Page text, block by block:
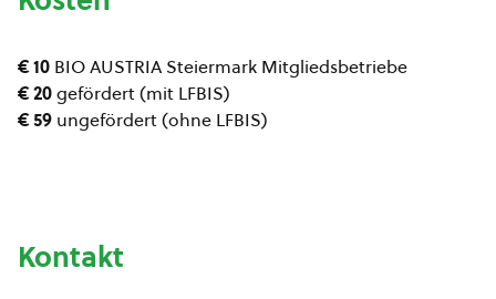
€ 10 BIO AUSTRIA Steiermark Mitgliedsbetriebe
€ 20gefördert (mit LFBIS)
€ 59 ungefördert (ohne LFBIS)
Kontakt